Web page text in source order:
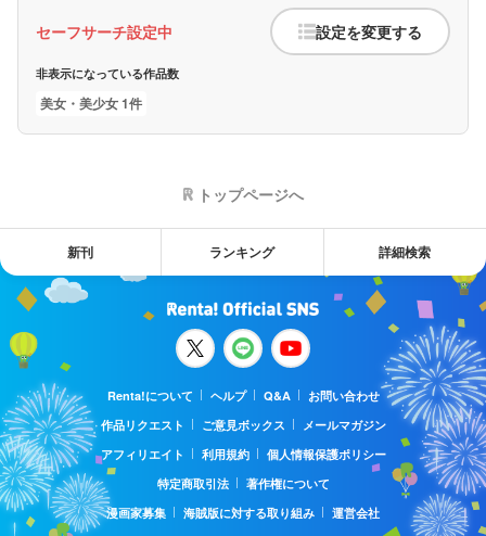
セーフサーチ設定中 設定を変更する
非表示になっている作品数
美女・美少女 1件
トップページへ
新刊 ランキング 詳細検索
Renta!について ヘルプ Q&A
お問い合わせ
作品リクエスト
ご意見ボックス
メールマガジン
アフィリエイト
利用規約
個人情報保護ポリシー
特定商取引法
著作権について
漫画家募集
海賊版に対する取り組み 運営会社